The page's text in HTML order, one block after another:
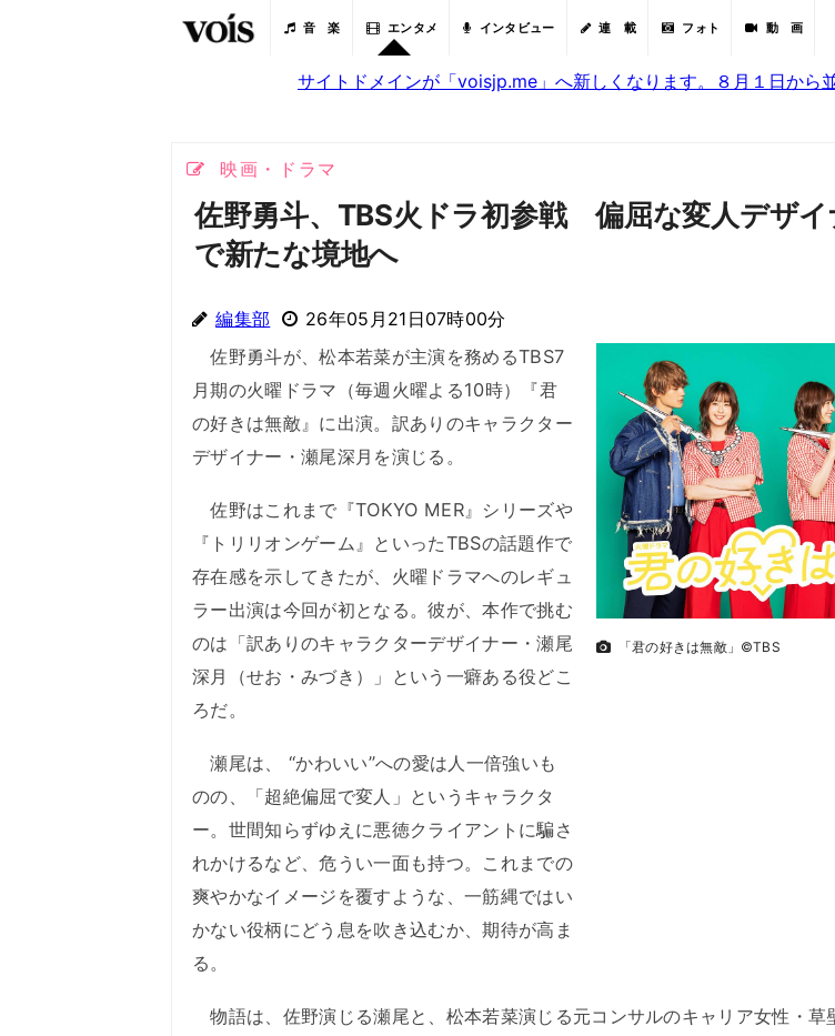
音 楽 エンタメ インタビュー 連 載 フォト 動 画
サイトドメインが「voisjp.me」へ新しくなります。８月１日から
映画・ドラマ
佐野勇斗、TBS火ドラ初参戦 偏屈な変人デザイ
で新たな境地へ
編集部 26年05月21日07時00分
「君の好きは無敵」©TBS
佐野勇斗が、松本若菜が主演を務めるTBS7
月期の火曜ドラマ（毎週火曜よる10時）『君
の好きは無敵』に出演。訳ありのキャラクター
デザイナー・瀬尾深月を演じる。
佐野はこれまで『TOKYO MER』シリーズや
『トリリオンゲーム』といったTBSの話題作で
存在感を示してきたが、火曜ドラマへのレギュ
ラー出演は今回が初となる。彼が、本作で挑む
のは「訳ありのキャラクターデザイナー・瀬尾
深月（せお・みづき）」という一癖ある役どこ
ろだ。
瀬尾は、 “かわいい”への愛は人一倍強いも
のの、「超絶偏屈で変人」というキャラクタ
ー。世間知らずゆえに悪徳クライアントに騙さ
れかけるなど、危うい一面も持つ。これまでの
爽やかなイメージを覆すような、一筋縄ではい
かない役柄にどう息を吹き込むか、期待が高ま
る。
物語は、佐野演じる瀬尾と、松本若菜演じる元コンサルのキャリア女性・草